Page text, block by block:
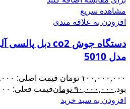
مشاهده سریع
افزودن به علاقه مندی
مدل 5010
۱۰۰,۰۰۰,۰۰۰تومان
بود.۹۰,۰۰۰,۰۰۰تومانقیمت فعلی: ۹۰,۰۰۰,۰۰۰ تومان.
افزودن به سبد خرید